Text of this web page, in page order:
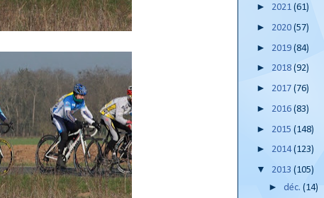
► 2021 (61)
► 2020 (57)
► 2019 (84)
► 2018 (92)
► 2017 (76)
► 2016 (83)
► 2015 (148)
► 2014(123)
▼ 2013 (105)
►déc.(14)